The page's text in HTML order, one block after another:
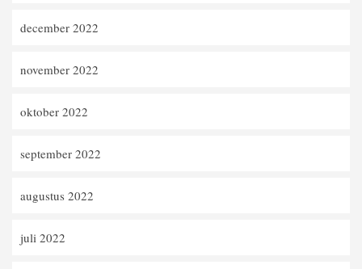
december 2022
november 2022
oktober 2022
september 2022
augustus 2022
juli 2022